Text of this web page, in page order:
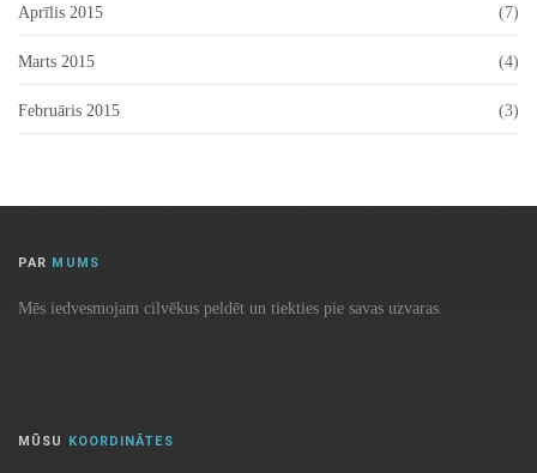
Aprīlis 2015 (7)
Marts 2015 (4)
Februāris 2015 (3)
PAR MUMS
Mēs iedvesmojam cilvēkus peldēt un tiekties pie savas uzvaras.
MŪSU KOORDINĀTES